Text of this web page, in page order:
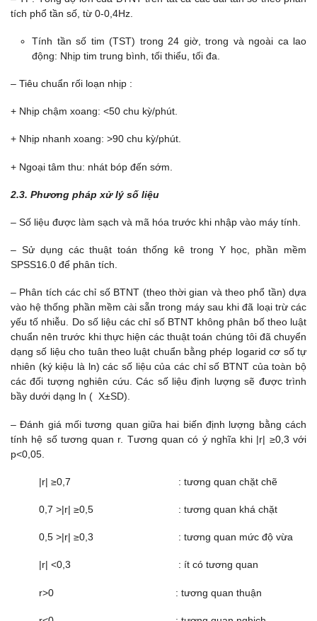
tích phổ tần số, từ 0-0,4Hz.
Tính tần số tim (TST) trong 24 giờ, trong và ngoài ca lao
động: Nhịp tim trung bình, tối thiểu, tối đa.
– Tiêu chuẩn rối loạn nhịp :
+ Nhịp chậm xoang: <50 chu kỳ/phút.
+ Nhịp nhanh xoang: >90 chu kỳ/phút.
+ Ngoại tâm thu: nhát bóp đến sớm.
2.3. Phương pháp xử lý số liệu
– Số liệu được làm sạch và mã hóa trước khi nhập vào máy tính.
– Sử dụng các thuật toán thống kê trong Y học, phần mềm
SPSS16.0 để phân tích.
– Phân tích các chỉ số BTNT (theo thời gian và theo phổ tần) dựa
vào hệ thống phần mềm cài sẵn trong máy sau khi đã loại trừ các
yếu tố nhiễu. Do số liệu các chỉ số BTNT không phân bố theo luật
chuẩn nên trước khi thực hiện các thuật toán chúng tôi đã chuyển
dạng số liệu cho tuân theo luật chuẩn bằng phép logarid cơ số tự
nhiên (ký kiệu là ln) các số liệu của các chỉ số BTNT của toàn bộ
các đối tượng nghiên cứu. Các số liệu định lượng sẽ được trình
bầy dưới dạng ln ( X±SD).
– Đánh giá mối tương quan giữa hai biến định lượng bằng cách
tính hệ số tương quan r. Tương quan có ý nghĩa khi |r| ≥0,3 với
p<0,05.
|r| ≥0,7 : tương quan chặt chẽ
0,7 >|r| ≥0,5 : tương quan khá chặt
0,5 >|r| ≥0,3 : tương quan mức độ vừa
|r| <0,3 : ít có tương quan
r>0 : tương quan thuận